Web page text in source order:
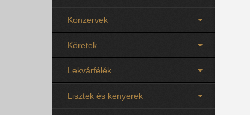
Konzervek
Köretek
Lekvárfélék
Lisztek és kenyerek